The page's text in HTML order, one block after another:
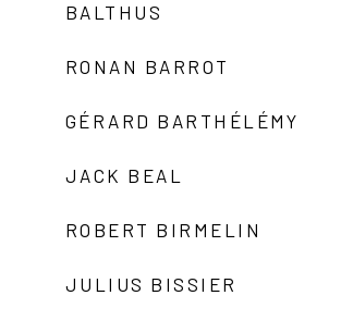
BALTHUS
RONAN BARROT
GÉRARD BARTHÉLÉMY
JACK BEAL
ROBERT BIRMELIN
JULIUS BISSIER